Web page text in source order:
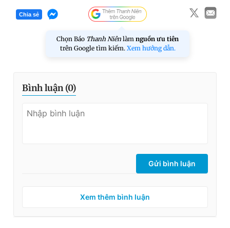
Chia sẻ
Chọn Báo Thanh Niên làm nguồn ưu tiên
trên Google tìm kiếm. Xem hướng dẫn.
Bình luận (0)
Gửi bình luận
Xem thêm bình luận